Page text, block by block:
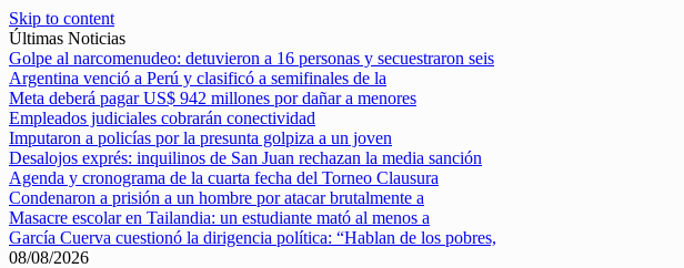
Skip to content
Últimas Noticias
Golpe al narcomenudeo: detuvieron a 16 personas y secuestraron seis
Argentina venció a Perú y clasificó a semifinales de la
Meta deberá pagar US$ 942 millones por dañar a menores
Empleados judiciales cobrarán conectividad
Imputaron a policías por la presunta golpiza a un joven
Desalojos exprés: inquilinos de San Juan rechazan la media sanción
Agenda y cronograma de la cuarta fecha del Torneo Clausura
Condenaron a prisión a un hombre por atacar brutalmente a
Masacre escolar en Tailandia: un estudiante mató al menos a
García Cuerva cuestionó la dirigencia política: “Hablan de los pobres,
08/08/2026